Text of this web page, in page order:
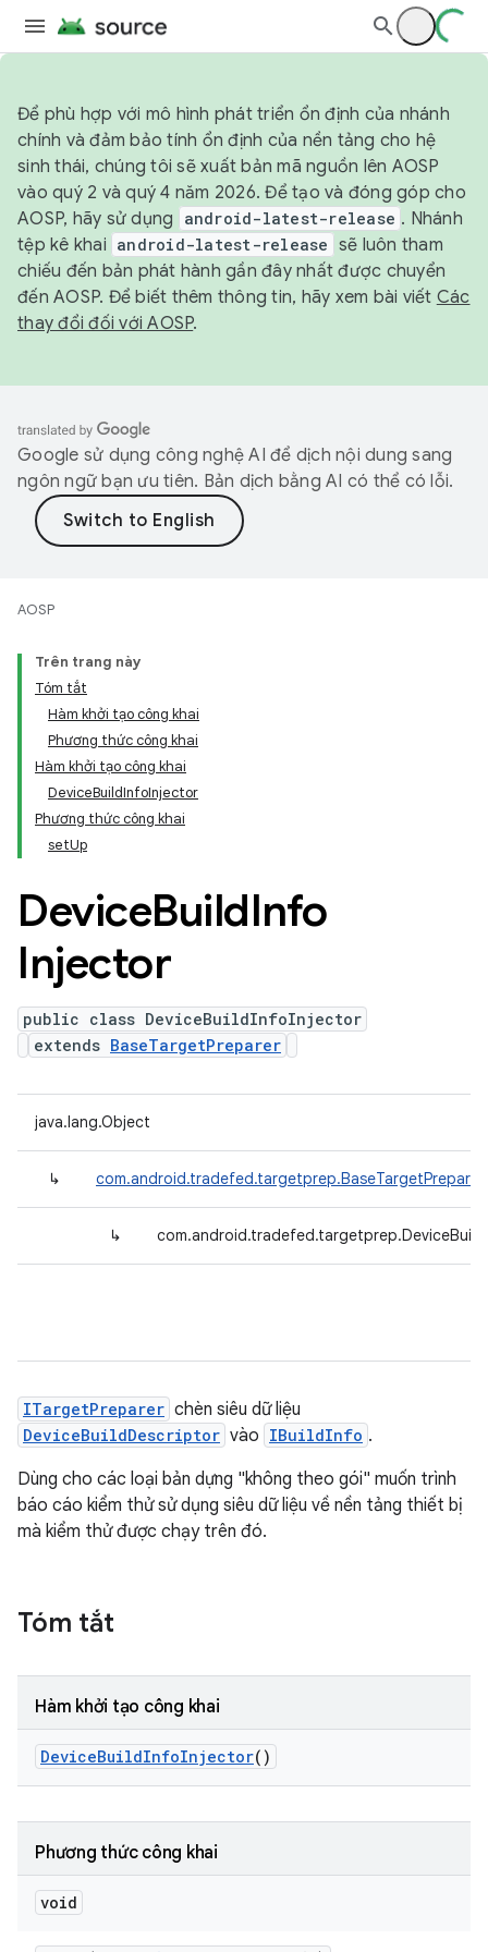
Để phù hợp với mô hình phát triển ổn định của nhánh
chính và đảm bảo tính ổn định của nền tảng cho hệ
sinh thái, chúng tôi sẽ xuất bản mã nguồn lên AOSP
vào quý 2 và quý 4 năm 2026. Để tạo và đóng góp cho
AOSP, hãy sử dụng
android-latest-release . Nhánh
tệp kê khai android-latest-release sẽ luôn tham
chiếu đến bản phát hành gần đây nhất được chuyển
đến AOSP. Để biết thêm thông tin, hãy xem bài viết Các
thay đổi đối với AOSP.
Google sử dụng công nghệ AI để dịch nội dung sang
ngôn ngữ bạn ưu tiên. Bản dịch bằng AI có thể có lỗi.
AOSP
Trên trang này
Tóm tắt
Hàm khởi tạo công khai
Phương thức công khai
Hàm khởi tạo công khai
DeviceBuildInfoInjector
Phương thức công khai
setUp
DeviceBuildInfo
Injector
public class DeviceBuildInfoInjector
extends BaseTargetPreparer
java.lang.Object
↳ com.android.tradefed.targetprep.BaseTargetPreparer
↳
ITargetPreparer chèn siêu dữ liệu
DeviceBuildDescriptor vào IBuildInfo .
Dùng cho các loại bản dựng "không theo gói" muốn trình
báo cáo kiểm thử sử dụng siêu dữ liệu về nền tảng thiết bị
mà kiểm thử được chạy trên đó.
Tóm tắt
Hàm khởi tạo công khai
DeviceBuildInfoInjector()
Phương thức công khai
void